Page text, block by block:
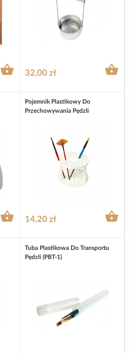
 32,00 zł 

Pojemnik Plastikowy Do
Przechowywania Pędzli
14,20 zł 
Tuba Plastikowa Do Transportu
Pędzli (PBT-1)